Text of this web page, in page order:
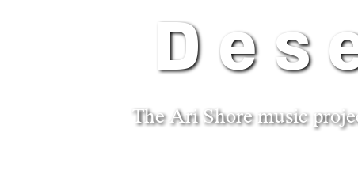
The Ari Shore music